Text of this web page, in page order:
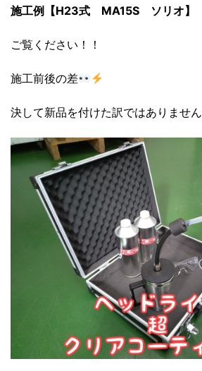
施工例【H23式 MA15S ソリオ】
ご覧ください！！
施工前後の差
決して新品を付けた訳ではありません